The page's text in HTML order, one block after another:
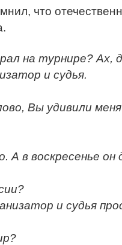
что
на турнире? Ах,
и судья.
Вы удивили
А в воскресенье
и судья